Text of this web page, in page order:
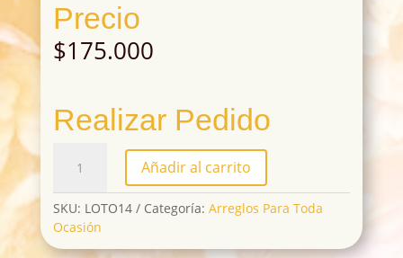
Precio
$175.000
Realizar Pedido
cantidad
Añadir al carrito
SKU: LOTO14 Categoría: Arreglos Para Toda
Ocasión